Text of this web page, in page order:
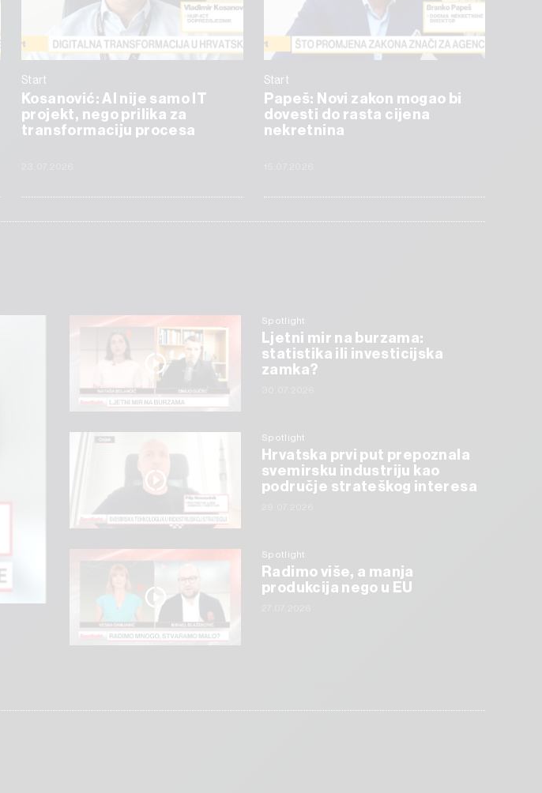
Start
Kosanović: AI nije samo IT
projekt, nego prilika za
transformaciju procesa
Start
Papeš: Novi zakon mogao bi
dovesti do rasta cijena
nekretnina
Spotlight
Ljetni mir na burzama:
statistika ili investicijska
zamka?
Spotlight
Hrvatska prvi put prepoznala
svemirsku industriju kao
područje strateškog interesa
Spotlight
Radimo više, a manja
produkcija nego u EU